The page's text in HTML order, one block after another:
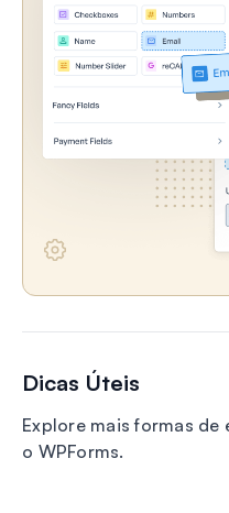
Dicas Úteis
Explore mais formas
o WPForms.